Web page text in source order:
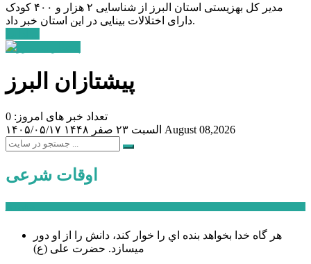
مدیر کل بهزیستی استان البرز از شناسایی ۲ هزار و ۴۰۰ کودک
دارای اختلالات بینایی در این استان خبر داد.
پیشتازان البرز
تعداد خبر های امروز: 0
۱۴۰۵/۰۵/۱۷
السبت ۲۳ صفر ۱۴۴۸ August 08,2026
اوقات شرعی
هر گاه خدا بخواهد بنده اي را خوار كند، دانش را از او دور
میسازد. حضرت علی (ع)